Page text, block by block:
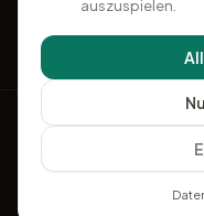
+49
Ein
© 2026
auszuspielen.